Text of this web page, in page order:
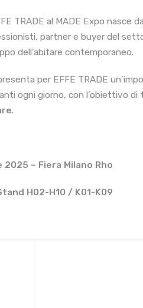
TRADE al MADE Expo nasce
partner e buyer del
dell’abitare contemporaneo.
per EFFE TRADE
ogni giorno, con l’obiettivo di
.
– Fiera Milano Rho
H02-H10 / K01-K09